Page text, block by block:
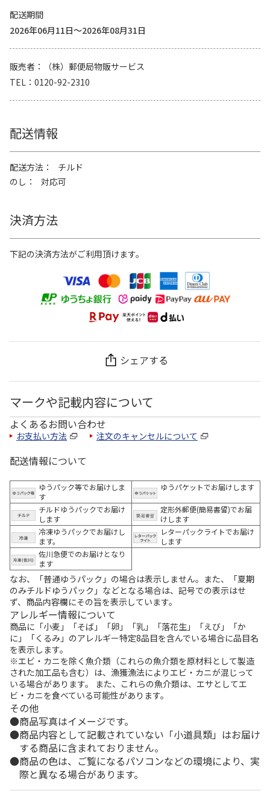
配送期間
2026年06月11日～2026年08月31日
販売者
（株）郵便局物販サービス
TEL
0120-92-2310
配送情報
配送方法
チルド
のし
対応可
決済方法
下記の決済方法がご利用頂けます。
シェアする
マークや記載内容について
よくあるお問い合わせ
お支払い方法 注文のキャンセルについて
配送情報について
ゆうパック等でお届けしま
す
ゆうパケットでお届けします
チルドゆうパックでお届け
します
定形外郵便(簡易書留)でお届
けします
冷凍ゆうパックでお届けし
ます。
レターパックライトでお届け
します
佐川急便でのお届けとなり
ます
なお、「普通ゆうパック」の場合は表示しません。また、「夏期
のみチルドゆうパック」などとなる場合は、記号での表示はせ
ず、商品内容欄にその旨を表示しています。
アレルギー情報について
商品に「小麦」「そば」「卵」「乳」「落花生」「えび」「か
に」「くるみ」のアレルギー特定8品目を含んでいる場合に品目名
を表示します。
※エビ・カニを除く魚介類（これらの魚介類を原材料として製造
された加工品も含む）は、漁獲漁法によりエビ・カニが混じって
いる場合があります。 また、これらの魚介類は、エサとしてエ
ビ・カニを食べている可能性があります。
その他
商品写真はイメージです。
商品内容として記載されていない「小道具類」はお届け
する商品に含まれておりません。
商品の色は、ご覧になるパソコンなどの環境により、実
際と異なる場合があります。